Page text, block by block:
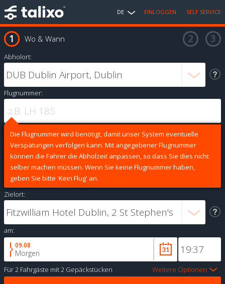
DE EINLOGGEN SELF SERVICE
Wo & Wann
Abholort:
Flugnummer:
Die Flugnummer wird benötigt, damit unser System eventuelle
Verspätungen verfolgen kann. Mit angegebener Flugnummer
können die Fahrer die Abholzeit anpassen, so dass Sie dies nicht
selber machen müssen. Wenn Sie keine Flugnummer haben,
geben Sie bitte 'Kein Flug' an.
Zielort:
am:
09.08
Morgen
Für2 Fahrgäste mit2 Gepäckstücken Weitere Optionen